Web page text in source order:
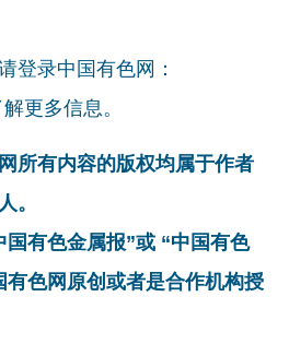
登录中国有色网：
解更多信息。
所有内容的版权均属于作者
。
国有色金属报”或 “中国有色
有色网原创或者是合作机构授